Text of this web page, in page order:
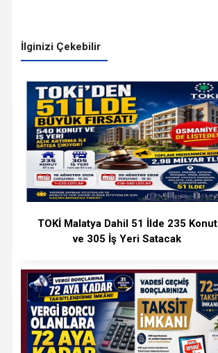
İlginizi Çekebilir
TOKİ Malatya Dahil 51 İlde 235 Konut
ve 305 İş Yeri Satacak